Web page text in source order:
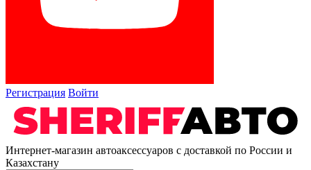
Регистрация Войти
Интернет-магазин автоаксессуаров с доставкой по России и
Казахстану